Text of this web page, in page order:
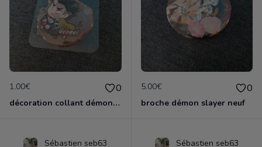
1.00€ 0
décoration collant démon slayer neuf
5.00€ 0
broche démon slayer neuf
Sébastien seb63 Sébastien seb63